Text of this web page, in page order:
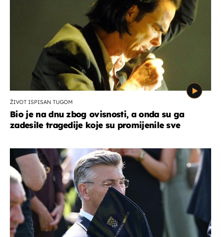
ŽIVOT ISPISAN TUGOM
Bio je na dnu zbog ovisnosti, a onda su ga
zadesile tragedije koje su promijenile sve